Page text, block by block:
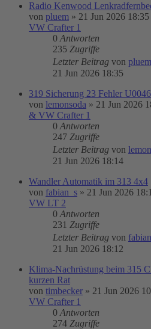
Radio Kenwood
von pluem » 21 Jun 2026 18:35
VW Crafter 1
0 Antworten
235 Zugriffe
Letzter Beitrag von pluem
21 Jun 2026 18:35
319 Sicherung 23 Fehler
von lemonsoda » 21 Jun 2026
& VW Crafter 1
0 Antworten
247 Zugriffe
Letzter Beitrag von
21 Jun 2026 18:14
Wandler Automatik im 313 4x4
von fabian_s » 21 Jun 2026
VW LT 2
0 Antworten
231 Zugriffe
Letzter Beitrag von
21 Jun 2026 18:12
Klima-Nachrüstung beim 315
kurzen Rat
von timbecker » 21 Jun 2026
VW Crafter 1
0 Antworten
274 Zugriffe